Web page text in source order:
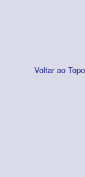
Voltar ao Topo